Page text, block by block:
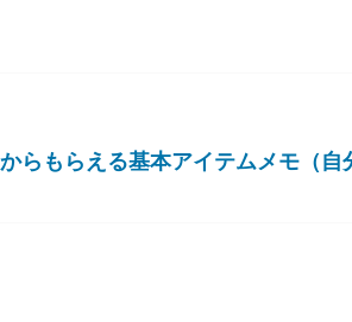
らもらえる基本アイテムメモ（自